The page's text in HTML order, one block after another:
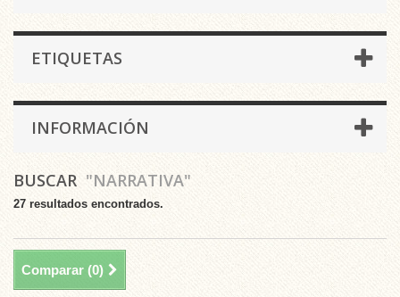
ETIQUETAS
INFORMACIÓN
BUSCAR "NARRATIVA"
27 resultados encontrados.
Comparar (0)